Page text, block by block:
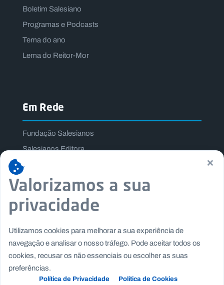
Boletim Salesiano
Programas e Podcasts
Tema do ano
Lema do Reitor-Mor
Em Rede
Fundação Salesianos
Salesianos Editora
Família Salesiana
Missão Dom Bosco
×
Valorizamos a sua
privacidade
Utilizamos cookies para melhorar a sua experiência de
navegação e analisar o nosso tráfego. Pode aceitar todos os
cookies, recusar os não essenciais ou escolher as suas
preferências.
Política de Privacidade Política de Cookies